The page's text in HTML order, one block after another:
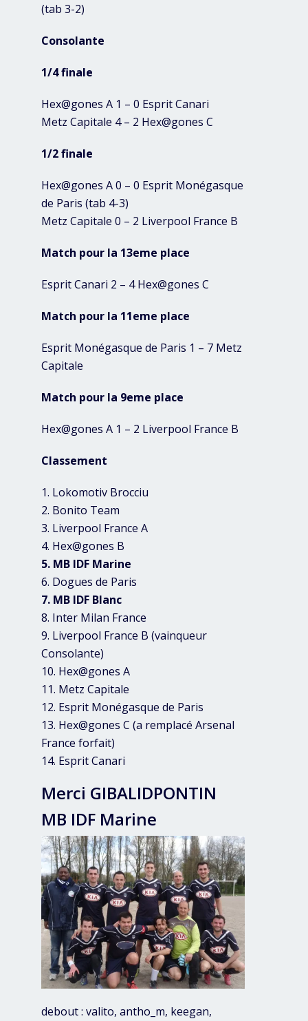
(tab 3-2)
Consolante
1/4 finale
Hex@gones A 1 – 0 Esprit Canari
Metz Capitale 4 – 2 Hex@gones C
1/2 finale
Hex@gones A 0 – 0 Esprit Monégasque
de Paris (tab 4-3)
Metz Capitale 0 – 2 Liverpool France B
Match pour la 13eme place
Esprit Canari 2 – 4 Hex@gones C
Match pour la 11eme place
Esprit Monégasque de Paris 1 – 7 Metz
Capitale
Match pour la 9eme place
Hex@gones A 1 – 2 Liverpool France B
Classement
1. Lokomotiv Brocciu
2. Bonito Team
3. Liverpool France A
4. Hex@gones B
5. MB IDF Marine
6. Dogues de Paris
7. MB IDF Blanc
8. Inter Milan France
9. Liverpool France B (vainqueur
Consolante)
10. Hex@gones A
11. Metz Capitale
12. Esprit Monégasque de Paris
13. Hex@gones C (a remplacé Arsenal
France forfait)
14. Esprit Canari
Merci GIBALIDPONTIN
MB IDF Marine
debout : valito, antho_m, keegan,